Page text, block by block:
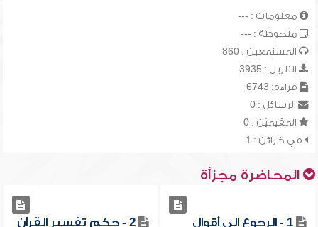
معلومات : ---
ملحوظة : ---
المستمعين : 860
التنزيل : 3935
قراءة: 6743
الرسائل : 0
المقيميّن : 0
في خزائن : 1
المحاضرة مجزأة
1 - الرجوع إلى أقوال
2 - حكم تفسير القرآن